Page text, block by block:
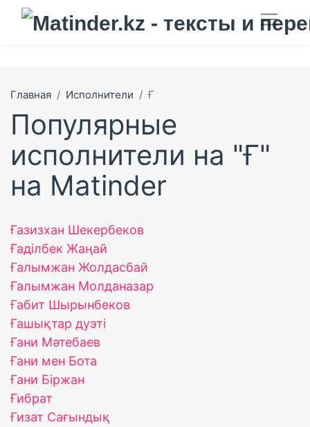
Главная Исполнители Ғ
Популярные
исполнители на "Ғ"
на Matinder
Ғазизхан Шекербеков
Ғаділбек Жаңай
Ғалымжан Жолдасбай
Ғалымжан Молданазар
Ғабит Шырынбеков
Ғашықтар дуэті
Ғани Мәтебаев
Ғани мен Бота
Ғани Біржан
Ғибрат
Ғизат Сағындық